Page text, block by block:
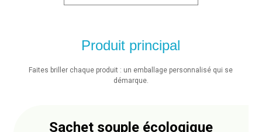
Produit principal
Faites briller chaque produit : un emballage personnalisé qui se
démarque.
Sachet souple écologique